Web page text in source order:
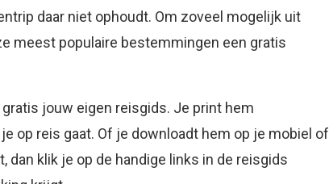
daar niet ophoudt. Om zoveel mogelijk uit
meest populaire bestemmingen een gratis
jouw eigen reisgids. Je print hem
op reis gaat. Of je downloadt hem op je mobiel of
klik je op de handige links in de reisgids